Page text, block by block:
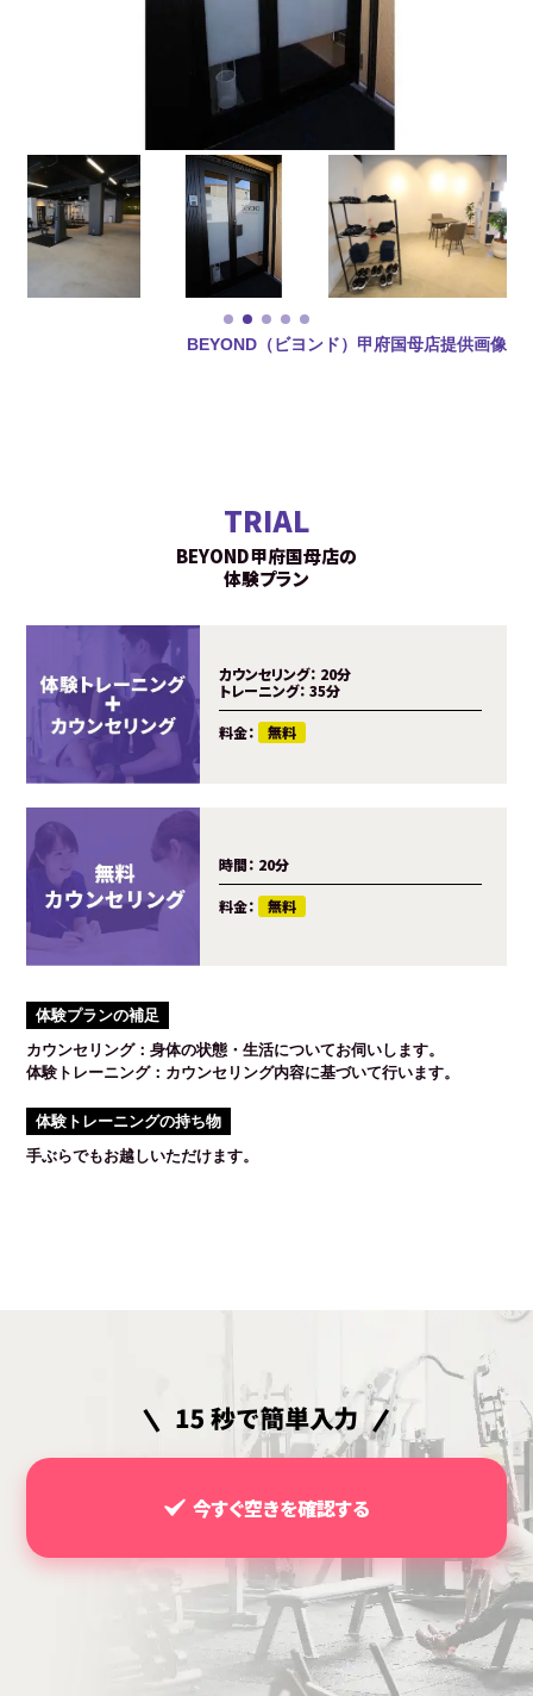
BEYOND（ビヨンド）甲府国母店提供画像
TRIAL
BEYOND甲府国母店の
体験プラン
カウンセリング： 20分
トレーニング： 35分
料金： 無料
時間： 20分
料金： 無料
体験プランの補足
カウンセリング：身体の状態・生活についてお伺いします。
体験トレーニング：カウンセリング内容に基づいて行います。
体験トレーニングの持ち物
手ぶらでもお越しいただけます。
今すぐ空きを確認する